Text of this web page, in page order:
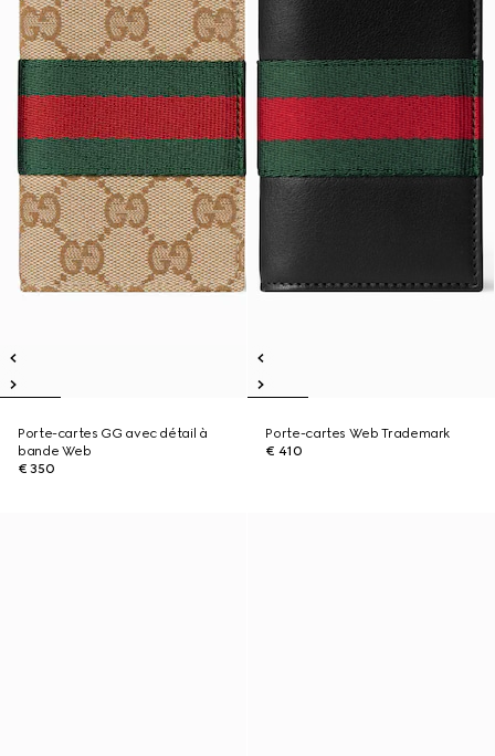
Porte-cartes GG avec détail à
bande Web
€ 350
Porte-cartes Web Trademark
€ 410